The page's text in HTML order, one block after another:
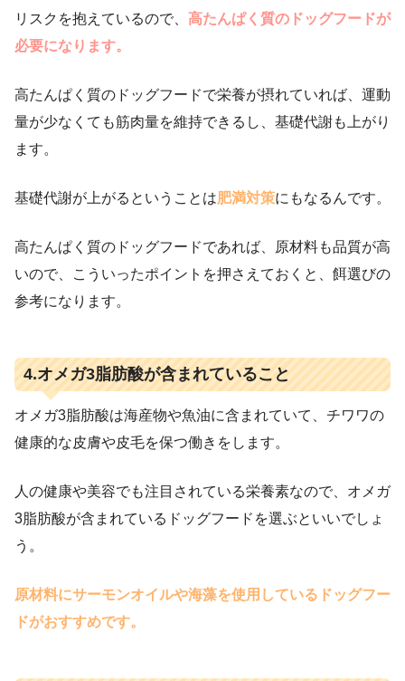
リスクを抱えているので、 高たんぱく質のドッグフードが
必要になります。
高たんぱく質のドッグフードで栄養が摂れていれば、運動
量が少なくても筋肉量を維持できるし、基礎代謝も上がり
ます。
基礎代謝が上がるということは肥満対策にもなるんです。
高たんぱく質のドッグフードであれば、原材料も品質が高
いので、こういったポイントを押さえておくと、餌選びの
参考になります。
4.オメガ3脂肪酸が含まれていること
オメガ3脂肪酸は海産物や魚油に含まれていて、チワワの
健康的な皮膚や皮毛を保つ働きをします。
人の健康や美容でも注目されている栄養素なので、オメガ
3脂肪酸が含まれているドッグフードを選ぶといいでしょ
う。
原材料にサーモンオイルや海藻を使用しているドッグフー
ドがおすすめです。